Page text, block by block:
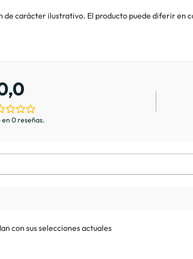
de carácter ilustrativo. El producto puede diferir en
en 0 reseñas.
con sus selecciones actuales